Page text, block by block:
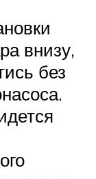
внизу,
без